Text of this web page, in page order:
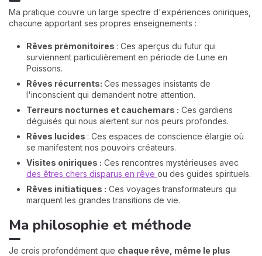
Ma pratique couvre un large spectre d'expériences oniriques,
chacune apportant ses propres enseignements :
Rêves prémonitoires : Ces aperçus du futur qui
surviennent particulièrement en période de Lune en
Poissons.
Rêves récurrents: Ces messages insistants de
l'inconscient qui demandent notre attention.
Terreurs nocturnes et cauchemars : Ces gardiens
déguisés qui nous alertent sur nos peurs profondes.
Rêves lucides : Ces espaces de conscience élargie où
se manifestent nos pouvoirs créateurs.
Visites oniriques : Ces rencontres mystérieuses avec
des êtres chers disparus en rêve ou des guides spirituels.
Rêves initiatiques : Ces voyages transformateurs qui
marquent les grandes transitions de vie.
Ma philosophie et méthode
Je crois profondément que chaque rêve, même le plus